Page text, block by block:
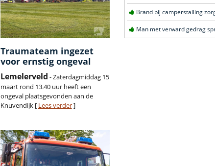
Traumateam ingezet
voor ernstig ongeval
Lemelerveld - Zaterdagmiddag 15
maart rond 13.40 uur heeft een
ongeval plaatsgevonden aan de
Knuvendijk [ Lees verder]